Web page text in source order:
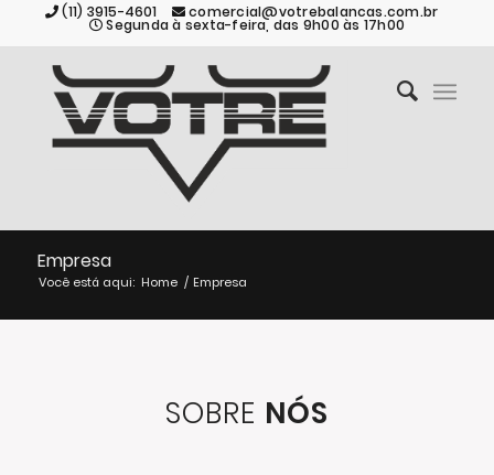
(11) 3915-4601 comercial@votrebalancas.com.br
Segunda à sexta-feira, das 9h00 às 17h00
Empresa
Você está aqui: Home / Empresa
SOBRE NÓS